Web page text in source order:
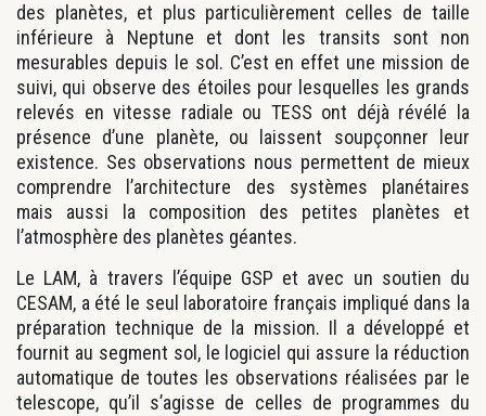
des planètes, et plus particulièrement celles de taille
inférieure à Neptune et dont les transits sont non
mesurables depuis le sol. C’est en effet une mission de
suivi, qui observe des étoiles pour lesquelles les grands
relevés en vitesse radiale ou TESS ont déjà révélé la
présence d’une planète, ou laissent soupçonner leur
existence. Ses observations nous permettent de mieux
comprendre l’architecture des systèmes planétaires
mais aussi la composition des petites planètes et
l’atmosphère des planètes géantes.
Le LAM, à travers l’équipe GSP et avec un soutien du
CESAM, a été le seul laboratoire français impliqué dans la
préparation technique de la mission. Il a développé et
fournit au segment sol, le logiciel qui assure la réduction
automatique de toutes les observations réalisées par le
telescope, qu’il s’agisse de celles de programmes du